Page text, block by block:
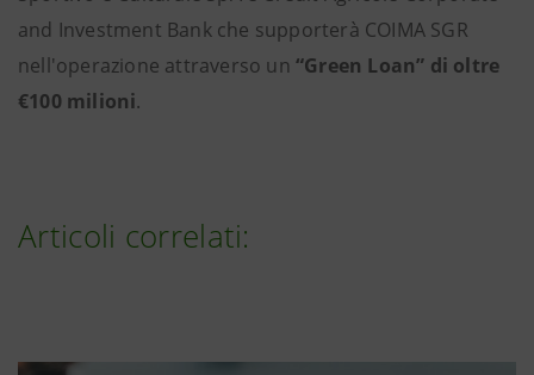
and Investment Bank che supporterà COIMA SGR
nell'operazione attraverso un “Green Loan” di oltre
€100 milioni.
Articoli correlati: